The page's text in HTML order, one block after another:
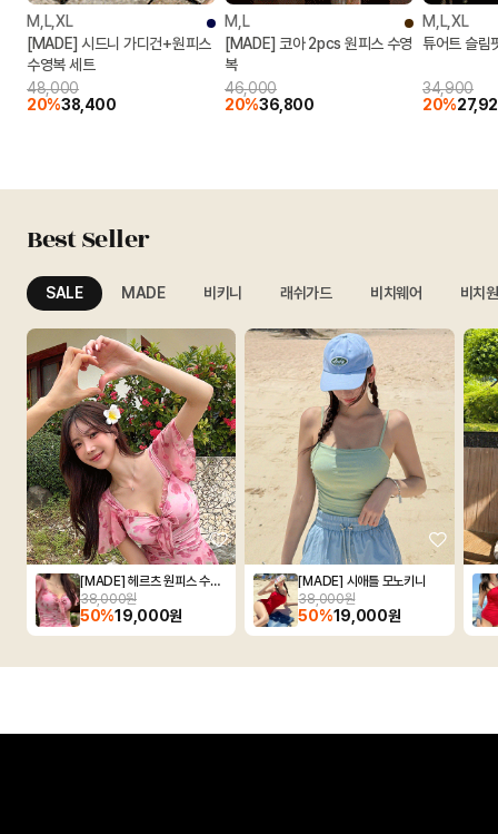
M,L,XL
[MADE] 시드니 가디건+원피스
수영복 세트
48,000
20%38,400
M,L
[MADE] 코아 2pcs 원피스 수영
복
46,000
20%36,800
M,L,XL
튜어트 슬림
34,900
20%
Best Seller
SALE MADE 비키니 래쉬가드 비치웨어 비치
[MADE] 헤르츠 원피스 수영복
38,000원
50%19,000원
[MADE] 시애틀 모노키니
38,000원
50%19,000원